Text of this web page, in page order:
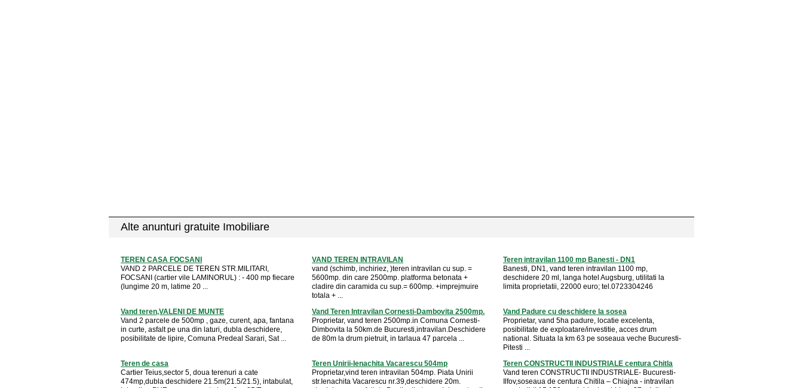
Alte anunturi gratuite Imobiliare
TEREN CASA FOCSANI
VAND 2 PARCELE DE TEREN STR.MILITARI,
FOCSANI (cartier vile LAMINORUL) : - 400 mp fiecare
(lungime 20 m, latime 20 ...
VAND TEREN INTRAVILAN
vand (schimb, inchiriez, )teren intravilan cu sup. =
5600mp. din care 2500mp. platforma betonata +
cladire din caramida cu sup.= 600mp. +imprejmuire
totala + ...
Teren intravilan 1100 mp Banesti - DN1
Banesti, DN1, vand teren intravilan 1100 mp,
deschidere 20 ml, langa hotel Augsburg, utilitati la
limita proprietatii, 22000 euro; tel.0723304246
Vand teren,VALENI DE MUNTE
Vand 2 parcele de 500mp , gaze, curent, apa, fantana
in curte, asfalt pe una din laturi, dubla deschidere,
posibilitate de lipire, Comuna Predeal Sarari, Sat ...
Vand Teren Intravilan Cornesti-Dambovita 2500mp.
Proprietar, vand teren 2500mp.in Comuna Cornesti-
Dimbovita la 50km.de Bucuresti,intravilan.Deschidere
de 80m la drum pietruit, in tarlaua 47 parcela ...
Vand Padure cu deschidere la sosea
Proprietar, vand 5ha padure, locatie excelenta,
posibilitate de exploatare/investitie, acces drum
national. Situata la km 63 pe soseaua veche Bucuresti-
Pitesti ...
Teren de casa
Cartier Teius,sector 5, doua terenuri a cate
474mp,dubla deschidere 21.5m(21.5/21.5), intabulat,
Teren Unirii-Ienachita Vacarescu 504mp
Proprietar,vind teren intravilan 504mp. Piata Unirii
str.Ienachita Vacarescu nr.39,deschidere 20m.
Teren CONSTRUCTII INDUSTRIALE centura Chitla
Vand teren CONSTRUCTII INDUSTRIALE- Bucuresti-
Ilfov,soseaua de centura Chitila – Chiajna - intravilan